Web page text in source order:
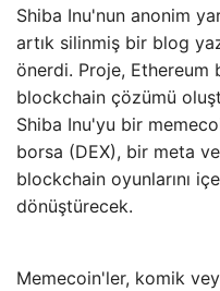
Shiba Inu'nun anonim
artık silinmiş bir blog
önerdi. Proje, Ethereum
blockchain çözümü
Shiba Inu'yu bir
borsa (DEX), bir meta
blockchain oyunlarını
dönüştürecek.
Memecoin'ler, komik